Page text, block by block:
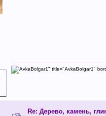
Re: Дерево, камень,